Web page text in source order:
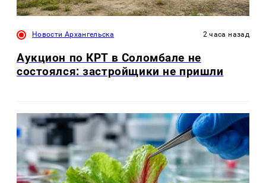
Новости Архангельска 2 часа назад
Аукцион по КРТ в Соломбале не
состоялся: застройщики не пришли